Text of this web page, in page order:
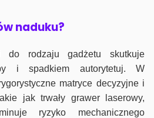
naduku?
do rodzaju gadżetu skutkuje
i spadkiem autorytetuj. W
matryce decyzyjne i
jak trwały grawer laserowy,
ryzyko mechanicznego